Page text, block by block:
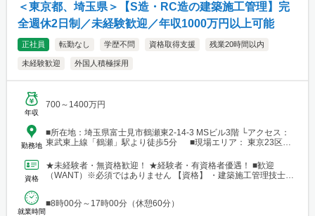
＜東京都、埼玉県＞【S造・RC造の建築施工管理】完
全週休2日制／未経験歓迎／年収1000万円以上可能
正社員 転勤なし 学歴不問 資格取得支援 残業20時間以内
未経験歓迎 外国人積極採用
年収
700～1400万円
勤務地
■所在地：埼玉県富士見市鶴瀬東2-14-3 MSビル3階 └アクセス：
東武東上線「鶴瀬」駅より徒歩5分 ■現場エリア： 東京23区を
資格
★未経験者・無資格歓迎！ ★経験者・有資格者優遇！ ■歓迎
（WANT）※必須ではありません 【資格】 ・建築施工管理技士
就業時間
■8時00分～17時00分（休憩60分）